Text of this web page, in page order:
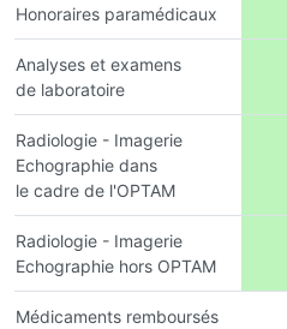
Honoraires paramédicaux
Analyses et examens
de laboratoire
Radiologie - Imagerie
Echographie dans
le cadre de l'OPTAM
Radiologie - Imagerie
Echographie hors OPTAM
Médicaments remboursés